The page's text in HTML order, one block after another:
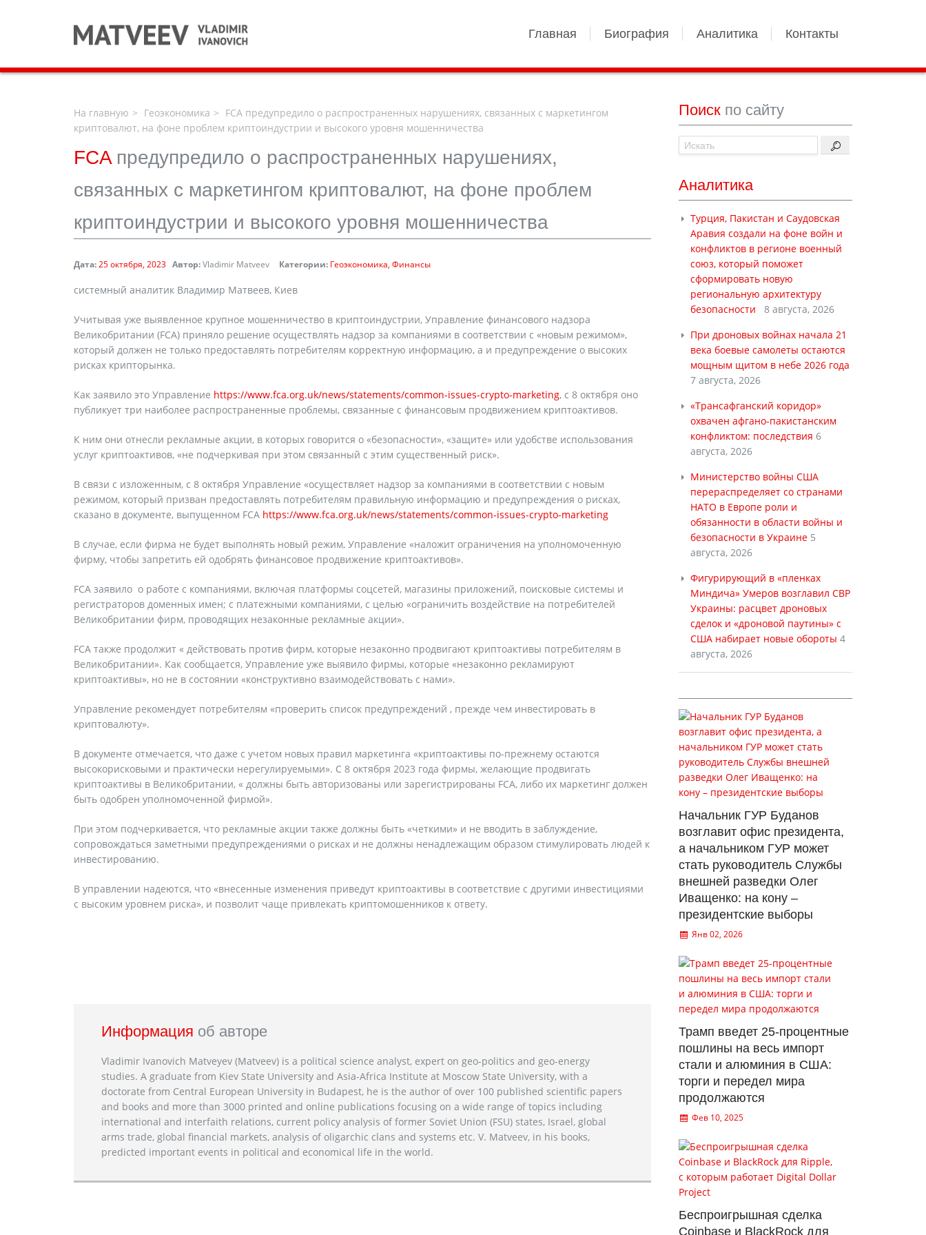
Главная Биография Аналитика Контакты
На главную Геоэкономика
FCA предупредило о распространенных нарушениях, связанных с маркетингом
криптовалют, на фоне проблем криптоиндустрии и высокого уровня мошенничества
FCA предупредило о распространенных нарушениях,
связанных с маркетингом криптовалют, на фоне проблем
криптоиндустрии и высокого уровня мошенничества
Дата:25 октября, 2023 Автор:Vladimir Matveev Категории: Геоэкономика Финансы
системный аналитик Владимир Матвеев, Киев
Учитывая уже выявленное крупное мошенничество в криптоиндустрии, Управление финансового надзора
Великобритании (FCA) приняло решение осуществлять надзор за компаниями в соответствии с «новым режимом»,
который должен не только предоставлять потребителям корректную информацию, а и предупреждение о высоких
рисках крипторынка.
Как заявило это Управление https://www.fca.org.uk/news/statements/common-issues-crypto-marketing, с 8 октября оно
публикует три наиболее распространенные проблемы, связанные с финансовым продвижением криптоактивов.
К ним они отнесли рекламные акции, в которых говорится о «безопасности», «защите» или удобстве использования
услуг криптоактивов, «не подчеркивая при этом связанный с этим существенный риск».
В связи с изложенным, с 8 октября Управление «осуществляет надзор за компаниями в соответствии с новым
режимом, который призван предоставлять потребителям правильную информацию и предупреждения о рисках,
сказано в документе, выпущенном FCA https://www.fca.org.uk/news/statements/common-issues-crypto-marketing
В случае, если фирма не будет выполнять новый режим, Управление «наложит ограничения на уполномоченную
фирму, чтобы запретить ей одобрять финансовое продвижение криптоактивов».
FCA заявило о работе с компаниями, включая платформы соцсетей, магазины приложений, поисковые системы и
регистраторов доменных имен; с платежными компаниями, с целью «ограничить воздействие на потребителей
Великобритании фирм, проводящих незаконные рекламные акции».
FCA также продолжит « действовать против фирм, которые незаконно продвигают криптоактивы потребителям в
Великобритании». Как сообщается, Управление уже выявило фирмы, которые «незаконно рекламируют
криптоактивы», но не в состоянии «конструктивно взаимодействовать с нами».
Управление рекомендует потребителям «проверить список предупреждений , прежде чем инвестировать в
криптовалюту».
В документе отмечается, что даже с учетом новых правил маркетинга «криптоактивы по-прежнему остаются
высокорисковыми и практически нерегулируемыми». С 8 октября 2023 года фирмы, желающие продвигать
криптоактивы в Великобритании, « должны быть авторизованы или зарегистрированы FCA, либо их маркетинг должен
быть одобрен уполномоченной фирмой».
При этом подчеркивается, что рекламные акции также должны быть «четкими» и не вводить в заблуждение,
сопровождаться заметными предупреждениями о рисках и не должны ненадлежащим образом стимулировать людей к
инвестированию.
В управлении надеются, что «внесенные изменения приведут криптоактивы в соответствие с другими инвестициями
с высоким уровнем риска», и позволит чаще привлекать криптомошенников к ответу.
Информация об авторе
Vladimir Ivanovich Matveyev (Matveev) is a political science analyst, expert on geo-politics and geo-energy
studies. A graduate from Kiev State University and Asia-Africa Institute at Moscow State University, with a
doctorate from Central European University in Budapest, he is the author of over 100 published scientific papers
and books and more than 3000 printed and online publications focusing on a wide range of topics including
international and interfaith relations, current policy analysis of former Soviet Union (FSU) states, Israel, global
arms trade, global financial markets, analysis of oligarchic clans and systems etc. V. Matveev, in his books,
predicted important events in political and economical life in the world.
Поиск по сайту
Аналитика
Турция, Пакистан и Саудовская
Аравия создали на фоне войн и
конфликтов в регионе военный
союз, который поможет
сформировать новую
региональную архитектуру
безопасности
8 августа, 2026
При дроновых войнах начала 21
века боевые самолеты остаются
мощным щитом в небе 2026 года
7 августа, 2026
«Трансафганский коридор»
охвачен афгано-пакистанским
конфликтом: последствия 6
августа, 2026
Министерство войны США
перераспределяет со странами
НАТО в Европе роли и
обязанности в области войны и
безопасности в Украине 5
августа, 2026
Фигурирующий в «пленках
Миндича» Умеров возглавил СВР
Украины: расцвет дроновых
сделок и «дроновой паутины» с
США набирает новые обороты 4
августа, 2026
Начальник ГУР Буданов
возглавит офис президента,
а начальником ГУР может
стать руководитель Службы
внешней разведки Олег
Иващенко: на кону –
президентские выборы
Янв 02, 2026
Трамп введет 25-процентные
пошлины на весь импорт
стали и алюминия в США:
торги и передел мира
продолжаются
Фев 10, 2025
Беспроигрышная сделка
Coinbase и BlackRock для